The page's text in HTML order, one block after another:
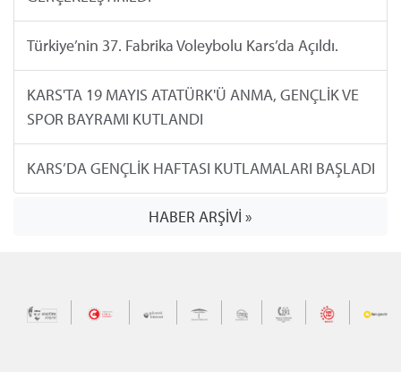
Türkiye’nin 37. Fabrika Voleybolu Kars’da Açıldı.
KARS'TA 19 MAYIS ATATÜRK'Ü ANMA, GENÇLİK VE
SPOR BAYRAMI KUTLANDI
KARS’DA GENÇLİK HAFTASI KUTLAMALARI BAŞLADI
HABER ARŞİVİ »